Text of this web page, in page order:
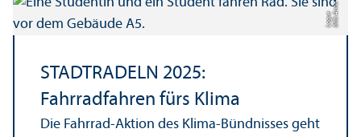
Bil
d:
An
n
a
L
o
g
u
e
STADTRADELN 2025:
Fahrradfahren fürs Klima
Die Fahrrad-Aktion des Klima-Bündnisses geht